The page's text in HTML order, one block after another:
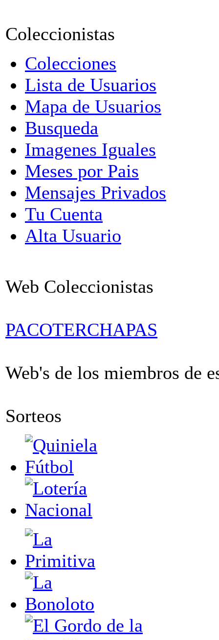
Coleccionistas
Colecciones
Lista de Usuarios
Mapa de Usuarios
Busqueda
Imagenes Iguales
Meses por Pais
Mensajes Privados
Tu Cuenta
Alta Usuario
Web Coleccionistas
PACOTERCHAPAS
Web's de los miembros de
Sorteos